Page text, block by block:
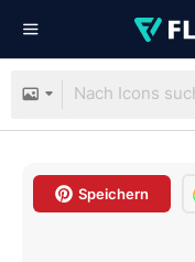
Speichern